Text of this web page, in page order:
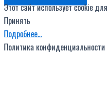
Этот сайт использует cookie
Принять
Подробнее…
Политика конфиденциальности